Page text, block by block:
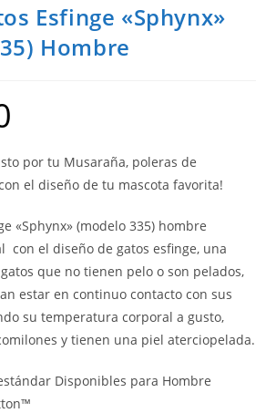
Esfinge «Sphynx»
Hombre
por tu Musaraña, poleras de
el diseño de tu mascota favorita!
«Sphynx» (modelo 335) hombre
con el diseño de gatos esfinge, una
que no tienen pelo o son pelados,
estar en continuo contacto con sus
su temperatura corporal a gusto,
y tienen una piel aterciopelada.
Disponibles para Hombre